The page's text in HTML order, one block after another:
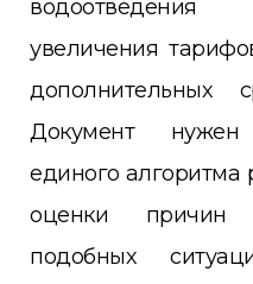
увеличения
дополнительных
Документ
единого алгоритма
оценки причин
подобных